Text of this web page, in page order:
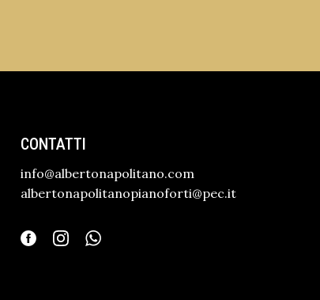
CONTATTI
info@albertonapolitano.com
albertonapolitanopianoforti@pec.it